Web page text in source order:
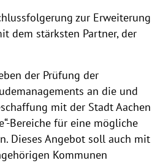
zur Erweiterung
dem stärksten Partner, der
der Prüfung der
an die und
mit der Stadt Aachen
Bereiche für eine mögliche
Dieses Angebot soll auch mit
Kommunen